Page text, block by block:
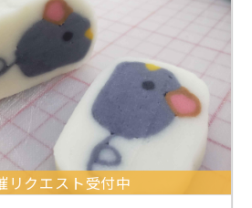
リクエスト受付中